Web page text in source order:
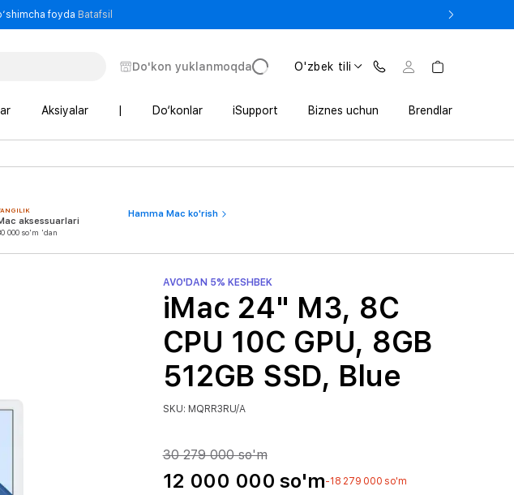
foyda Batafsil
Do'kon yuklanmoqda O'zbek tili
Aksiyalar Do‘konlar iSupport Biznes uchun Brendlar
aksessuarlari
000 so'm 'dan
Hamma Mac ko'rish
AVO'DAN 5% KESHBEK
iMac 24" M3, 8C
CPU 10C GPU, 8GB
512GB SSD, Blue
SKU: MQRR3RU/A
30 279 000 so'm
12 000 000 so'm-18 279 000 so'm